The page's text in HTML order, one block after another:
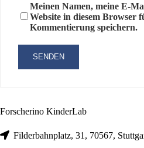
Meinen Namen, meine E-
Website in diesem Browser
Kommentierung speichern.
Forscherino KinderLab
Filderbahnplatz, 31, 70567,